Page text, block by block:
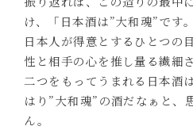
け、「日本酒は”大和魂”です
日本人が得意とするひとつの
性と相手の心を推し量る繊細
二つをもってうまれる日本酒
はり”大和魂”の酒だなぁと、
ん。